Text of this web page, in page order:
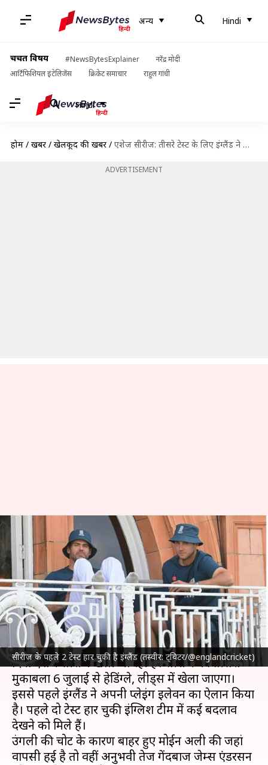
अन्य Hindi
चर्चित विषय #NewsBytesExplainer
नरेंद्र मोदी
आर्टिफिशियल इंटेलिजेंस
क्रिकेट समाचार राहुल गांधी
Hindi
होम / खबरें / खेलकूद की खबरें / एशेज सीरीज: तीसरे टेस्ट के लिए इंग्लैंड ने किया प्लेइंग इलेवन का ऐलान, एंडरसन बाहर
ADVERTISEMENT
सीरीज के पहले 2 टेस्ट हार चुकी है इंग्लैंड (तस्वीर: ट्विटर/@englandcricket)
एशेज सीरीज: तीसरे टेस्ट के लिए
इंग्लैंड ने किया प्लेइंग इलेवन का
ऐलान, एंडरसन बाहर
लेखन रजत गुप्ता Jul 05, 2023 04:32 pm
क्या है खबर?
ऑस्ट्रेलिया क्रिकेट टीमऔरइंग्लैंड क्रिकेट टीमके बीच इन
दिनों एशेज सीरीज खेली जा रही है। सीरीज का तीसरा
मुकाबला 6 जुलाई से हेडिंग्ले, लीड्स में खेला जाएगा।
इससे पहले इंग्लैंड ने अपनी प्लेइंग इलेवन का ऐलान किया
है। पहले दो टेस्ट हार चुकी इंग्लिश टीम में कई बदलाव
देखने को मिले हैं।
उंगली की चोट के कारण बाहर हुए मोईन अली की जहां
वापसी हई है तो वहीं अनुभवी तेज गेंदबाज जेम्स एंडरसन